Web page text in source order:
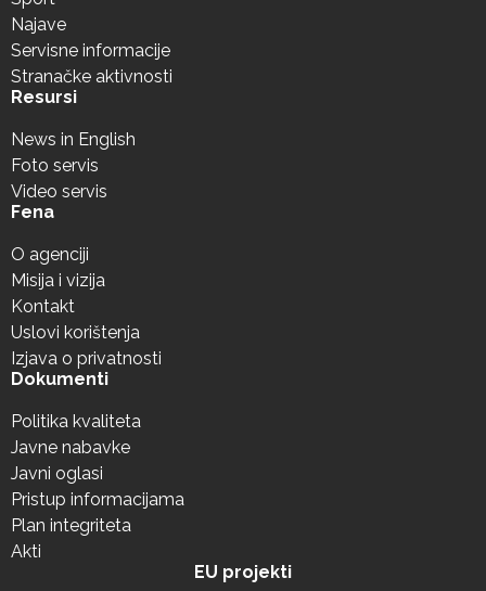
Najave
Servisne informacije
Stranačke aktivnosti
Resursi
News in English
Foto servis
Video servis
Fena
O agenciji
Misija i vizija
Kontakt
Uslovi korištenja
Izjava o privatnosti
Dokumenti
Politika kvaliteta
Javne nabavke
Javni oglasi
Pristup informacijama
Plan integriteta
Akti
EU projekti